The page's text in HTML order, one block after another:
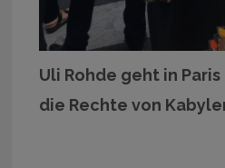
Uli Rohde geht in
die Rechte von